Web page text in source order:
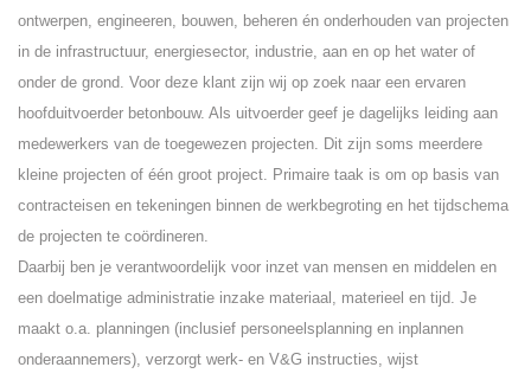
ontwerpen, engineeren, bouwen, beheren én onderhouden van projecten
in de infrastructuur, energiesector, industrie, aan en op het water of
onder de grond. Voor deze klant zijn wij op zoek naar een ervaren
hoofduitvoerder betonbouw. Als uitvoerder geef je dagelijks leiding aan
medewerkers van de toegewezen projecten. Dit zijn soms meerdere
kleine projecten of één groot project. Primaire taak is om op basis van
contracteisen en tekeningen binnen de werkbegroting en het tijdschema
de projecten te coördineren.
Daarbij ben je verantwoordelijk voor inzet van mensen en middelen en
een doelmatige administratie inzake materiaal, materieel en tijd. Je
maakt o.a. planningen (inclusief personeelsplanning en inplannen
onderaannemers), verzorgt werk- en V&G instructies, wijst